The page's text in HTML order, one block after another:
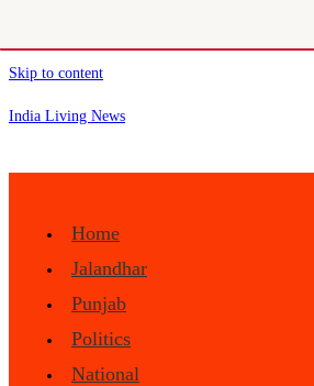
Skip to content
India Living News
Home
Jalandhar
Punjab
Politics
National